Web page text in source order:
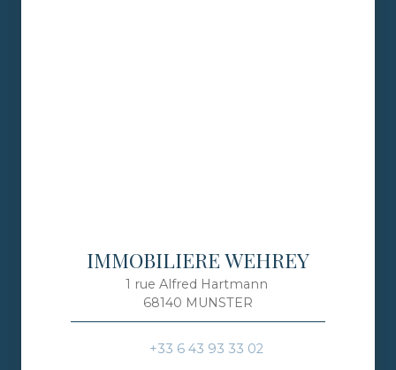
IMMOBILIERE WEHREY
1 rue Alfred Hartmann
68140 MUNSTER
+33 6 43 93 33 02